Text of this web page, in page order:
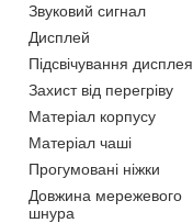
Звуковий сигнал
Дисплей
Підсвічування дисплея
Захист від перегріву
Матеріал корпусу
Матеріал чаші
Прогумовані ніжки
Довжина мережевого
шнура